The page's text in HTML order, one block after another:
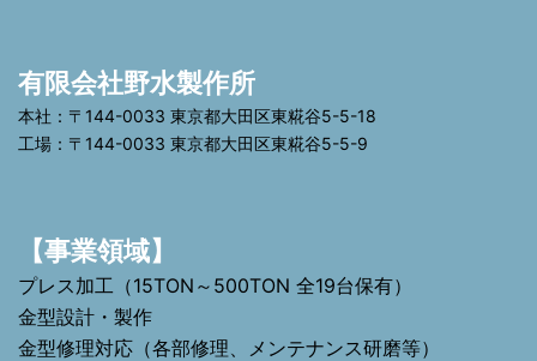
有限会社野水製作所
本社：〒144-0033 東京都大田区東糀谷5-5-18
工場：〒144-0033 東京都大田区東糀谷5-5-9
【事業領域】
プレス加工（15TON～500TON 全19台保有）
金型設計・製作
金型修理対応（各部修理、メンテナンス研磨等）